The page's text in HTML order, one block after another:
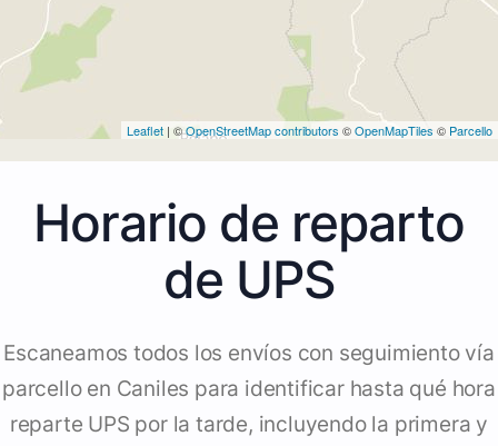
Leaflet | ©OpenStreetMap contributors ©OpenMapTiles © Parcello
Horario de reparto
de UPS
Escaneamos todos los envíos con seguimiento vía
parcello en Caniles para identificar hasta qué hora
reparte UPS por la tarde, incluyendo la primera y